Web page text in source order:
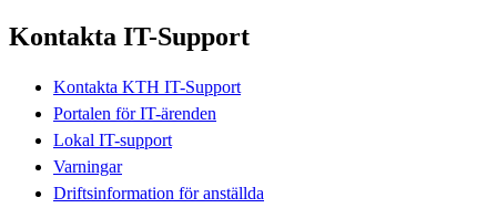
Kontakta IT-Support
Kontakta KTH IT-Support
Portalen för IT-ärenden
Lokal IT-support
Varningar
Driftsinformation för anställda